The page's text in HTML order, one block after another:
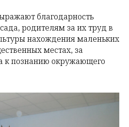
благодарность
родителям за их труд в
нахождения маленьких
местах, за
к познанию окружающего